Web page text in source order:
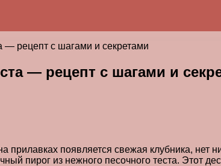
— рецепт с шагами и секретами
— рецепт с шагами и
появляется свежая клубника, нет
пирог из нежного песочного теста. Этот